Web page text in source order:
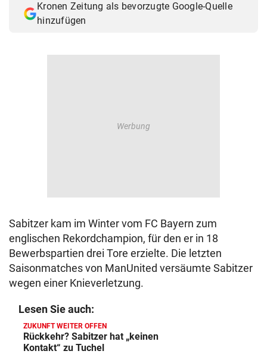
Kronen Zeitung als bevorzugte Google-Quelle
hinzufügen
Sabitzer kam im Winter vom FC Bayern zum
englischen Rekordchampion, für den er in 18
Bewerbspartien drei Tore erzielte. Die letzten
Saisonmatches von ManUnited versäumte Sabitzer
wegen einer Knieverletzung.
Lesen Sie auch:
ZUKUNFT WEITER OFFEN
Rückkehr? Sabitzer hat „keinen
Kontakt“ zu Tuchel